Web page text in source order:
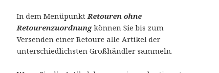
In dem MenüpunktRetouren ohne
Retourenzuordnungkönnen Sie bis zum
Versenden einer Retoure alle Artikel der
unterschiedlichsten Großhändler sammeln.